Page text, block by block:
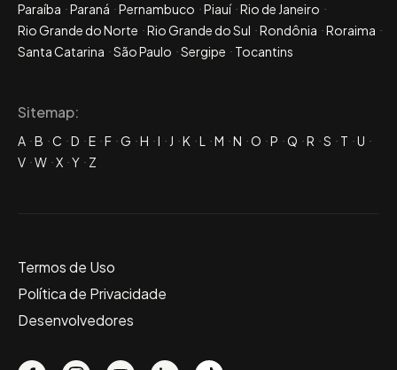
Paraíba
Paraná Pernambuco Piauí Rio de Janeiro
Rio Grande do Norte
Rio Grande do Sul Rondônia
Roraima
Santa Catarina
São Paulo Sergipe Tocantins
Sitemap:
A B C D E F G H I J K L M N O P Q R S T
U
V W X Y Z
Termos de Uso
Política de Privacidade
Desenvolvedores